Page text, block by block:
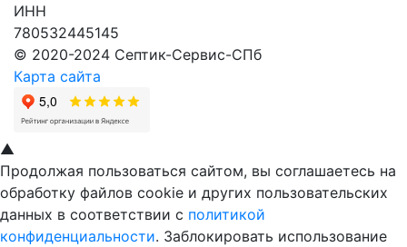
ИНН
780532445145
© 2020-2024 Септик-Сервис-СПб
Карта сайта
▲
Продолжая пользоваться сайтом, вы соглашаетесь на
обработку файлов cookie и других пользовательских
данных в соответствии с политикой
конфиденциальности. Заблокировать использование